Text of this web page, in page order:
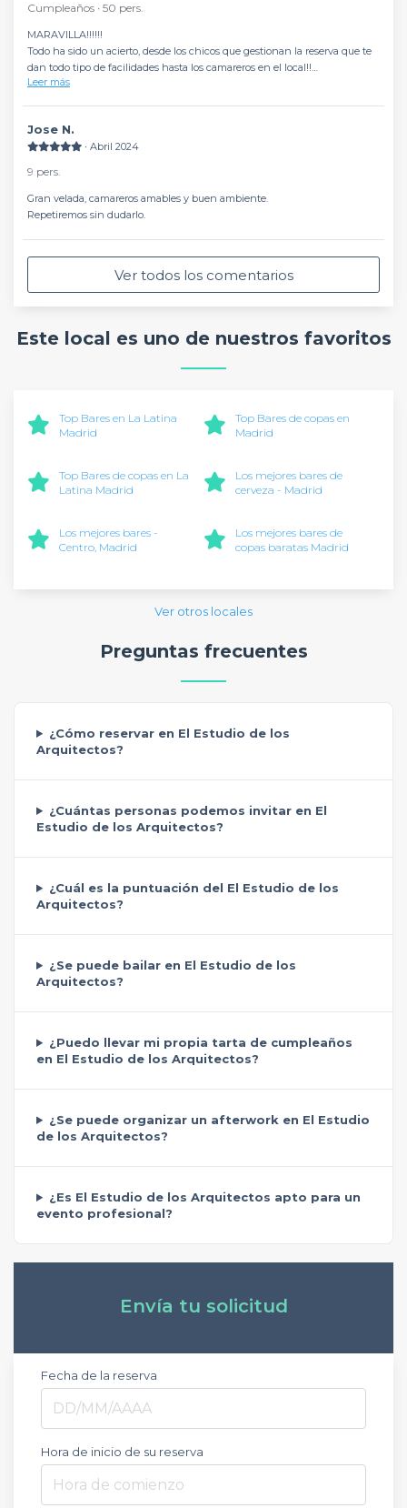
Cumpleaños ∙ 50 pers.
MARAVILLA!!!!!!
Todo ha sido un acierto, desde los chicos que gestionan la reserva que te
dan todo tipo de facilidades hasta los camareros en el local!!
Muchas gracias a Jose y Felipe que han hecho que la noche saliera
Repetiré cuanto antes!
Leer más
Jose N.
∙ Abril 2024
9 pers.
Gran velada, camareros amables y buen ambiente.
Repetiremos sin dudarlo.
Ver todos los comentarios
Este local es uno de nuestros favoritos
Top Bares en La Latina
Madrid
Top Bares de copas en
Madrid
Top Bares de copas en La
Latina Madrid
Los mejores bares de
cerveza - Madrid
Los mejores bares -
Centro, Madrid
Los mejores bares de
copas baratas Madrid
Ver otros locales
Preguntas frecuentes
¿Cómo reservar en El Estudio de los
Arquitectos?
¿Cuántas personas podemos invitar en El
Estudio de los Arquitectos?
¿Cuál es la puntuación del El Estudio de los
Arquitectos?
¿Se puede bailar en El Estudio de los
Arquitectos?
¿Puedo llevar mi propia tarta de cumpleaños
en El Estudio de los Arquitectos?
¿Se puede organizar un afterwork en El Estudio
de los Arquitectos?
¿Es El Estudio de los Arquitectos apto para un
evento profesional?
Envía tu solicitud
Fecha de la reserva
Hora de inicio de su reserva
Hora de comienzo